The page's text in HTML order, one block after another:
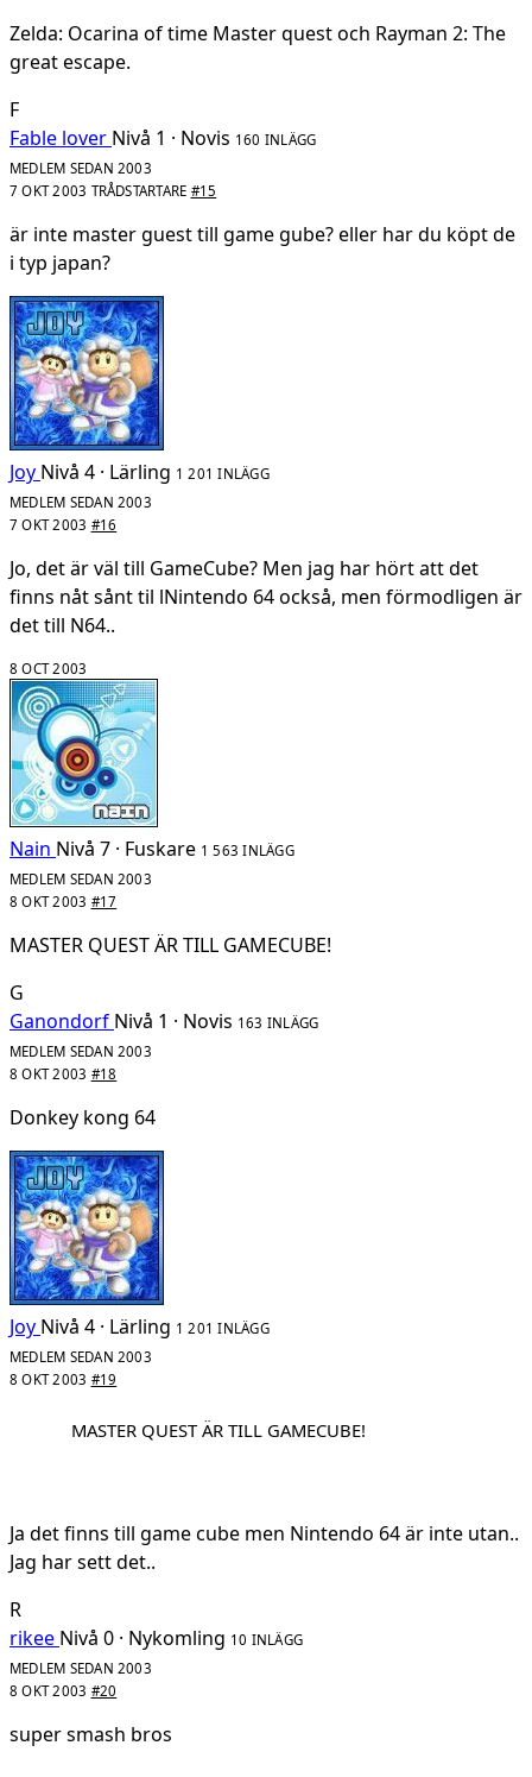
Zelda: Ocarina of time Master quest och Rayman 2: The
great escape.
F
Fable lover Nivå 1 · Novis 160 INLÄGG
MEDLEM SEDAN 2003
7 OKT 2003 TRÅDSTARTARE #15
är inte master guest till game gube? eller har du köpt de
i typ japan?
Joy Nivå 4 · Lärling 1 201 INLÄGG
MEDLEM SEDAN 2003
7 OKT 2003 #16
Jo, det är väl till GameCube? Men jag har hört att det
finns nåt sånt til lNintendo 64 också, men förmodligen är
det till N64..
8 OCT 2003
Nain Nivå 7 · Fuskare 1 563 INLÄGG
MEDLEM SEDAN 2003
8 OKT 2003 #17
MASTER QUEST ÄR TILL GAMECUBE!
G
Ganondorf Nivå 1 · Novis 163 INLÄGG
MEDLEM SEDAN 2003
8 OKT 2003 #18
Donkey kong 64
Joy Nivå 4 · Lärling 1 201 INLÄGG
MEDLEM SEDAN 2003
8 OKT 2003 #19
MASTER QUEST ÄR TILL GAMECUBE!
Ja det finns till game cube men Nintendo 64 är inte utan..
Jag har sett det..
R
rikee Nivå 0 · Nykomling 10 INLÄGG
MEDLEM SEDAN 2003
8 OKT 2003 #20
super smash bros